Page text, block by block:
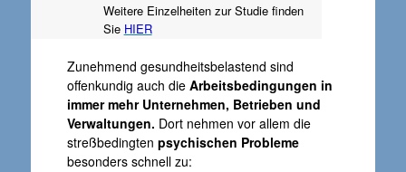
Weitere Einzelheiten zur Studie finden
Sie HIER
Zunehmend gesundheitsbelastend sind
offenkundig auch die Arbeitsbedingungen in
immer mehr Unternehmen, Betrieben und
Verwaltungen. Dort nehmen vor allem die
streßbedingten psychischen Probleme
besonders schnell zu: